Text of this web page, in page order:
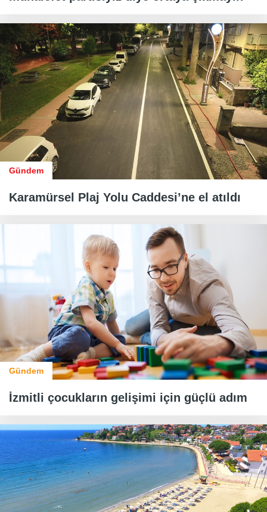
Gündem
Karamürsel Plaj Yolu Caddesi’ne el atıldı
Gündem
İzmitli çocukların gelişimi için güçlü adım